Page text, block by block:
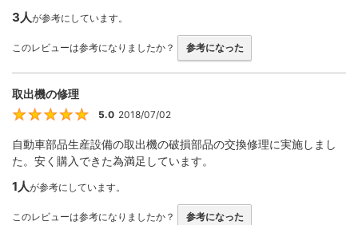
3人が参考にしています。
このレビューは参考になりましたか？ 参考になった
取出機の修理
5
5.0 2018/07/02
自動車部品生産設備の取出機の破損部品の交換修理に実施しまし
た。安く購入できた為満足しています。
1人が参考にしています。
このレビューは参考になりましたか？ 参考になった